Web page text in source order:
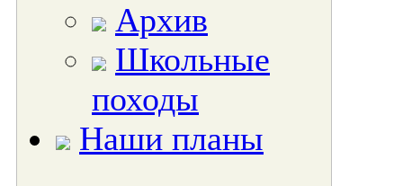
Архив
Школьные
походы
Наши планы